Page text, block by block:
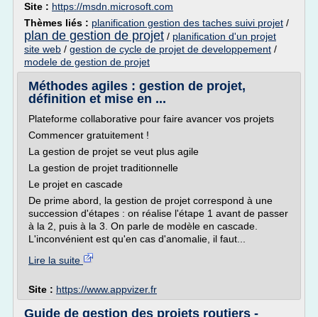
Site : https://msdn.microsoft.com
Thèmes liés : planification gestion des taches suivi projet /
plan de gestion de projet / planification d'un projet
site web / gestion de cycle de projet de developpement /
modele de gestion de projet
Méthodes agiles : gestion de projet,
définition et mise en ...
Plateforme collaborative pour faire avancer vos projets
Commencer gratuitement !
La gestion de projet se veut plus agile
La gestion de projet traditionnelle
Le projet en cascade
De prime abord, la gestion de projet correspond à une
succession d'étapes : on réalise l'étape 1 avant de passer
à la 2, puis à la 3. On parle de modèle en cascade.
L'inconvénient est qu'en cas d'anomalie, il faut...
Lire la suite
Site : https://www.appvizer.fr
Guide de gestion des projets routiers -